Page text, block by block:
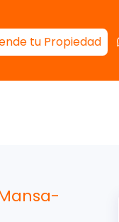
tu Propiedad